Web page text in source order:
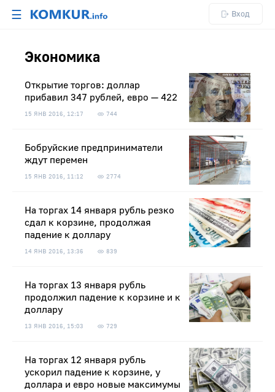
☰ Вход
Экономика
Открытие торгов: доллар
прибавил 347 рублей, евро — 422
15 ЯНВ 2016, 12:17 744
Бобруйские предприниматели
ждут перемен
15 ЯНВ 2016, 11:12 2774
На торгах 14 января рубль резко
сдал к корзине, продолжая
падение к доллару
14 ЯНВ 2016, 13:36 839
На торгах 13 января рубль
продолжил падение к корзине и к
доллару
13 ЯНВ 2016, 15:03 729
На торгах 12 января рубль
ускорил падение к корзине, у
доллара и евро новые максимумы